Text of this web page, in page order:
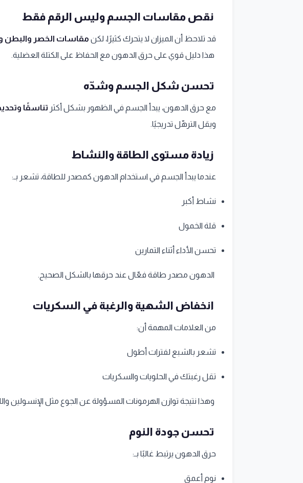
نقص مقاسات الجسم وليس الرقم فقط
قد تلاحظ أن الميزان لا يتحرك كثيرًا، لكن مقاسات الخصر والبطن
هذا دليل قوي على حرق الدهون مع الحفاظ على الكتلة العضلية.
تحسن شكل الجسم وشدّه
مع حرق الدهون، يبدأ الجسم في الظهور بشكل أكثر تناسقًا
ويقل الترهّل تدريجيًا.
زيادة مستوى الطاقة والنشاط
عندما يبدأ الجسم في استخدام الدهون كمصدر للطاقة، تشعر بـ:
نشاط أكبر
قلة الخمول
تحسن الأداء أثناء التمارين
الدهون مصدر طاقة فعّال عند حرقها بالشكل الصحيح.
انخفاض الشهية والرغبة في السكريات
من العلامات المهمة أن:
تشعر بالشبع لفترات أطول
تقل رغبتك في الحلويات والسكريات
وهذا نتيجة توازن الهرمونات المسؤولة عن الجوع مثل الإنسولين
تحسن جودة النوم
حرق الدهون يرتبط غالبًا بـ:
نوم أعمق